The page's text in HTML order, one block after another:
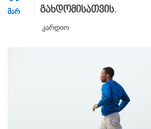
ᲛᲐᲠ
გახდომისათვის.
Კარდიო